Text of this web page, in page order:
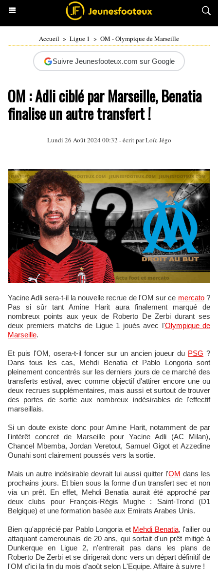
Accueil > Ligue 1 > OM - Olympique de Marseille
Suivre Jeunesfooteux.com sur Google
OM : Adli ciblé par Marseille, Benatia
finalise un autre transfert !
Lundi 26 Août 2024 00:32 - écrit parLoïc Jégo
Yacine Adli sera-t-il la nouvelle recrue de l'OM sur ce mercato?
Pas si sûr tant Amine Harit aura finalement marqué de
nombreux points aux yeux de Roberto De Zerbi durant ses
deux premiers matchs de Ligue 1 joués avec l'Olympique de
Marseille.
Et puis l'OM, osera-t-il foncer sur un ancien joueur du PSG ?
Dans tous les cas, Mehdi Benatia et Pablo Longoria sont
pleinement concentrés sur les derniers jours de ce marché des
transferts estival, avec comme objectif d'attirer encore une ou
deux recrues supplémentaires, mais aussi et surtout de trouver
des portes de sortie aux nombreux indésirables de l'effectif
marseillais.
Si un doute existe donc pour Amine Harit, notamment de par
l'intérêt concret de Marseille pour Yacine Adli (AC Milan),
Chancel Mbemba, Jordan Veretout, Samuel Gigot et Azzedine
Ounahi sont clairement poussés vers la sortie.
Mais un autre indésirable devrait lui aussi quitter l'OM dans les
prochains jours. Et bien sous la forme d'un transfert sec et non
via un prêt. En effet, Mehdi Benatia aurait été approché par
deux clubs pour François-Régis Mughe : Saint-Trond (D1
Belgique) et une formation basée aux Emirats Arabes Unis.
Bien qu'apprécié par Pablo Longoria et Mehdi Benatia, l'ailier ou
attaquant camerounais de 20 ans, qui sortait d'un prêt mitigé à
Dunkerque en Ligue 2, n'entrerait pas dans les plans de
Roberto De Zerbi et se dirigerait donc vers un départ définitif de
l'OM d'ici la fin du mois d'août selon L'Equipe. Affaire à suivre !